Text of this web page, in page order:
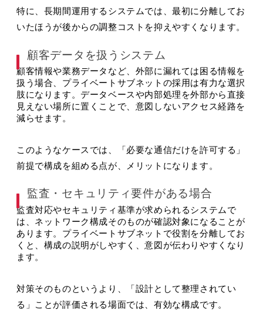
特に、長期間運用するシステムでは、最初に分離してお
いたほうが後からの調整コストを抑えやすくなります。
顧客データを扱うシステム
顧客情報や業務データなど、外部に漏れては困る情報を
扱う場合、プライベートサブネットの採用は有力な選択
肢になります。データベースや内部処理を外部から直接
見えない場所に置くことで、意図しないアクセス経路を
減らせます。
このようなケースでは、「必要な通信だけを許可する」
前提で構成を組める点が、メリットになります。
監査・セキュリティ要件がある場合
監査対応やセキュリティ基準が求められるシステムで
は、ネットワーク構成そのものが確認対象になることが
あります。プライベートサブネットで役割を分離してお
くと、構成の説明がしやすく、意図が伝わりやすくなり
ます。
対策そのものというより、「設計として整理されてい
る」ことが評価される場面では、有効な構成です。